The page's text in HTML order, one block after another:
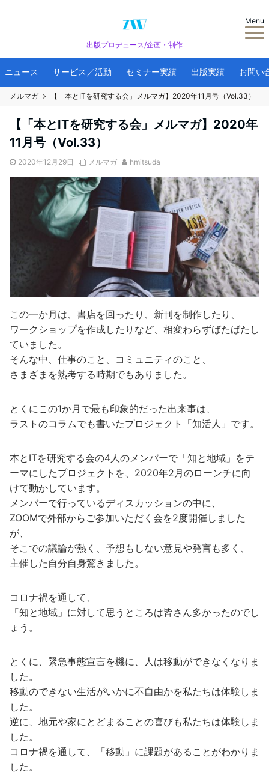
出版プロデュース/企画・制作
Menu
ニュース サービス／活動 セミナー実績 出版実績 お問い
メルマガ 【「本とITを研究する会」メルマガ】2020年11月号（Vol.33）
【「本とITを研究する会」メルマガ】2020年
11月号（Vol.33）
2020年12月29日 メルマガ hmitsuda
この一か月は、書店を回ったり、新刊を制作したり、
ワークショップを作成したりなど、相変わらずばたばたし
ていました。
そんな中、仕事のこと、コミュニティのこと、
さまざまを熟考する時期でもありました。
とくにこの1か月で最も印象的だった出来事は、
ラストのコラムでも書いたプロジェクト「知活人」です。
本とITを研究する会の4人のメンバーで「知と地域」をテ
ーマにしたプロジェクトを、2020年2月のローンチに向
けて動かしています。
メンバーで行っているディスカッションの中に、
ZOOMで外部からご参加いただく会を2度開催しました
が、
そこでの議論が熱く、予想もしない意見や発言も多く、
主催した自分自身驚きました。
コロナ禍を通して、
「知と地域」に対して思うところは皆さん多かったのでし
ょう。
とくに、緊急事態宣言を機に、人は移動ができなくなりま
した。
移動のできない生活がいかに不自由かを私たちは体験しま
した。
逆に、地元や家にとどまることの喜びも私たちは体験しま
した。
コロナ禍を通して、「移動」に課題があることがわかりま
した。